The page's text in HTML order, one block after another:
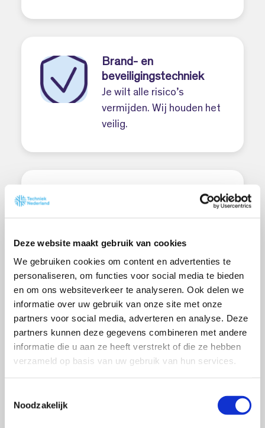
Deze website maakt gebruik van cookies
We gebruiken cookies om content en advertenties te
personaliseren, om functies voor social media te bieden
en om ons websiteverkeer te analyseren. Ook delen we
informatie over uw gebruik van onze site met onze
partners voor social media, adverteren en analyse. Deze
partners kunnen deze gegevens combineren met andere
informatie die u aan ze heeft verstrekt of die ze hebben
verzameld op basis van uw gebruik van hun services.
Noodzakelijk
Brand- en
beveiligingstechniek
Je wilt alle risico’s
vermijden. Wij houden het
veilig.
mogelijk.
Infratechniek
Nederland is altijd
onderweg. Wij houden de
vaart erin.